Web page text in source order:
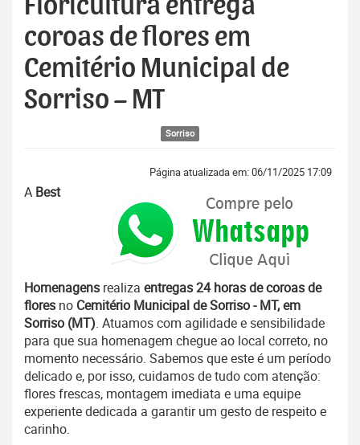
Floricultura entrega
coroas de flores em
Cemitério Municipal de
Sorriso – MT
Sorriso
Página atualizada em: 06/11/2025 17:09
A Best
Homenagens realiza entregas 24 horas de coroas de
flores no Cemitério Municipal de Sorriso - MT, em
Sorriso (MT). Atuamos com agilidade e sensibilidade
para que sua homenagem chegue ao local correto, no
momento necessário. Sabemos que este é um período
delicado e, por isso, cuidamos de tudo com atenção:
flores frescas, montagem imediata e uma equipe
experiente dedicada a garantir um gesto de respeito e
carinho.